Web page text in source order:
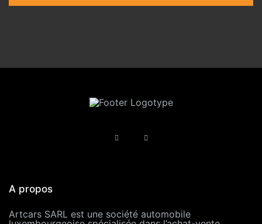
A propos
Artcars SARL est une société automobile